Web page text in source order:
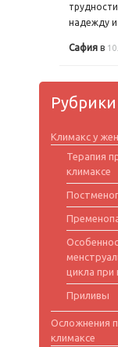
надежду
Сафия в
Рубрики
Климакс у
Терапия
климаксе
цикла при
Приливы
Осложнения
климаксе